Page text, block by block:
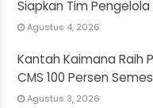
Siapkan Tim
Agustus 4, 2026
Kantah Kaimana Raih
CMS 100 Persen
Agustus 3, 2026